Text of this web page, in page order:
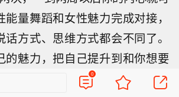
量舞蹈和女性魅力完成对接，
方式、思维方式都会不同了。
的魅力，把自己提升到和你想要
层的，这是非常非常重要的一
0